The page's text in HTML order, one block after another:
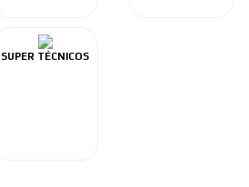
SUPER TÉCNICOS